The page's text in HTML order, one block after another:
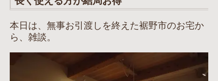
本日は、無事お引渡しを終えた裾野市のお宅か
ら、雑談。